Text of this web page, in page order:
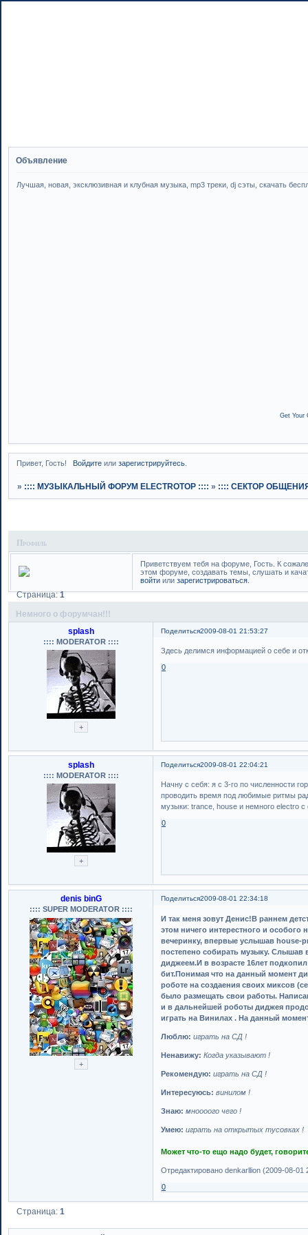
Объявление
Лучшая, новая, эксклюзивная и клубная музыка, mp3 треки, dj сэты, скачать
Get Your
Привет, Гость! Войдитеили зарегистрируйтесь.
» :::: МУЗЫКАЛЬНЫЙ ФОРУМ ELECTROTOP :::: » :::: СЕКТОР
Профиль
Приветствуем тебя на форуме, Гость. К
этом форуме, создавать темы, слушать и
войти или зарегистрироваться
Немного о форумчан!!!
Страница:1
Поделиться2009-08-01 21:53:27
splash
:::: MODERATOR ::::
Здесь делимся информацией о себе и
0
Поделиться2009-08-01 22:04:21
splash
:::: MODERATOR ::::
Начну с себя: я с 3-го по численности
проводить время под любимые ритмы
музыки: trance, house и немного electro с
0
Поделиться2009-08-01 22:34:18
denis binG
:::: SUPER MODERATOR ::::
И так меня зовут Денис!В раннем
этом ничего интерестного и особого
вечеринку, впервые услышав house-
постепено собирать музыку. Слышав
диджеем.И в возрасте 16лет
бит.Понимая что на данный момент
роботе на создаения своих миксов
было размещать свои работы.
и в дальнейшей роботы диджея
играть на Винилах . На данный
Люблю: играть на СД !
Ненавижу: Когда указывают !
Рекомендую: играть на СД !
Интересуюсь: винилом !
Знаю: мноооого чего !
Умею: играть на открытых тусовках !
Может что-то ещо надо будет,
Отредактировано denkarllion (2009-08-01
0
Страница:1